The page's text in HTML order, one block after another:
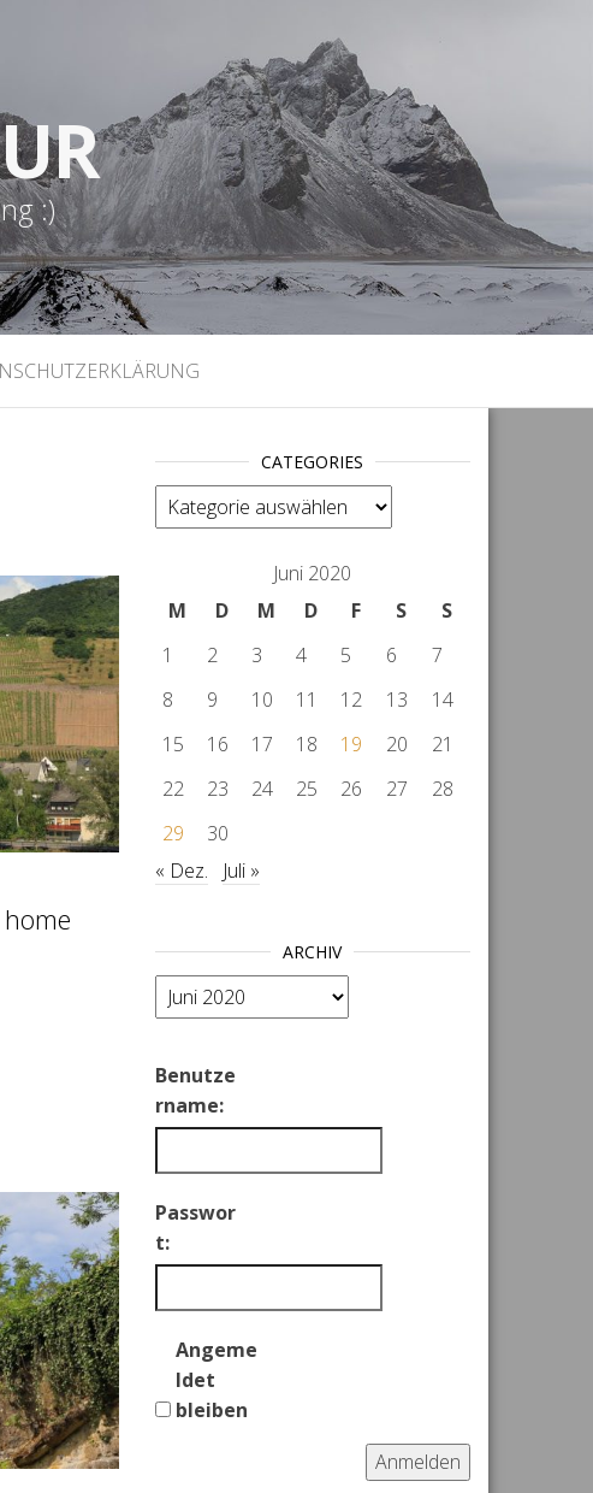
:)
CATEGORIES
categories
Juni 2020
M
D M D F S
S
1
2 3 4 5 6
7
8
9 10 11 12 13
14
15
16 17 18 19 20
21
22
23 24 25 26 27
28
29
30
« Dez.
Juli »
ARCHIV
Archiv
Benutze
rname:
Passwor
t:
Angeme
ldet
bleiben
Anmelden